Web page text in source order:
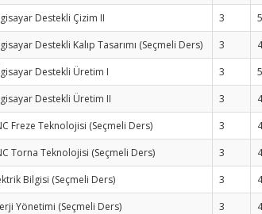
Destekli Çizim II 3 5
Destekli Kalıp Tasarımı (Seçmeli Ders) 3 4
Destekli Üretim I 3 5
Destekli Üretim II 3 4
Freze Teknolojisi (Seçmeli Ders) 3 4
Torna Teknolojisi (Seçmeli Ders) 3 4
Bilgisi (Seçmeli Ders) 3 4
Yönetimi (Seçmeli Ders) 3 4